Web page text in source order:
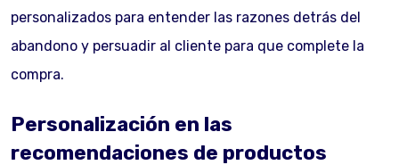
personalizados para entender las razones detrás del
abandono y persuadir al cliente para que complete la
compra.
Personalización en las
recomendaciones de productos